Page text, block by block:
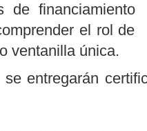
de financiamiento
el rol de
ventanilla única.
entregarán